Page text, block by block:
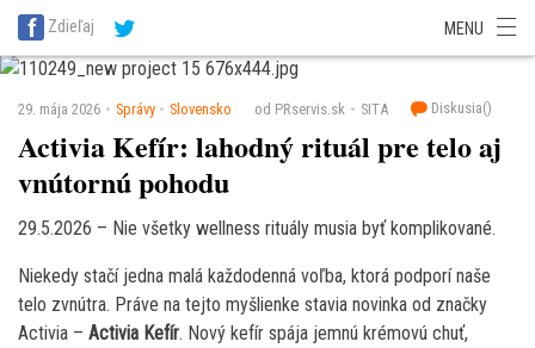
SITA Energetika
SITA Potravinárstvo
Zdieľaj MENU
29. mája 2026 Správy Slovensko od PRservis.sk SITA Diskusia()
Activia Kefír: lahodný rituál pre telo aj
vnútornú pohodu
29.5.2026 – Nie všetky wellness rituály musia byť komplikované.
Niekedy stačí jedna malá každodenná voľba, ktorá podporí naše
telo zvnútra. Práve na tejto myšlienke stavia novinka od značky
Activia – Activia Kefír. Nový kefír spája jemnú krémovú chuť,